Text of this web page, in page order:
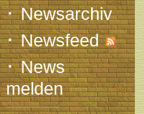
·Newsarchiv
·Newsfeed
·News
melden